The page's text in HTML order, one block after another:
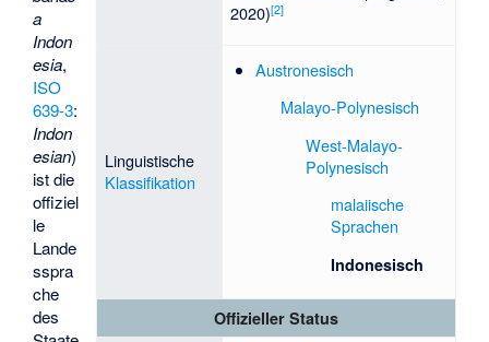
2020)[2]
Linguistische
Klassifikation
Austronesisch
Malayo-Polynesisch
West-Malayo-
Polynesisch
malaiische
Sprachen
Indonesisch
Offizieller Status
a
Indon
esia,
ISO
639-3:
Indon
esian)
ist die
offiziel
le
Lande
sspra
che
des